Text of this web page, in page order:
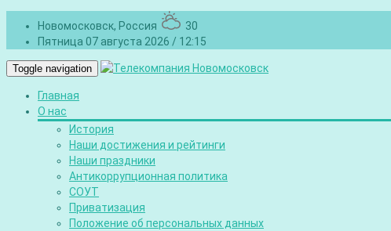
Новомосковск, Россия
30
Пятница 07 августа 2026 / 12:15
Toggle navigation
Главная
О нас
История
Наши достижения и рейтинги
Наши праздники
Антикоррупционная политика
СОУТ
Приватизация
Положение об персональных данных